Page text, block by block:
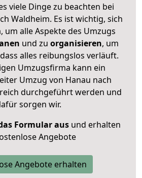
viele Dinge zu beachten bei
Waldheim. Es ist wichtig, sich
um alle Aspekte des Umzugs
und zu organisieren, um
alles reibungslos verläuft.
Umzugsfirma kann ein
Umzug von Hanau nach
durchgeführt werden und
sorgen wir.
Formular ausund erhalten
Angebote
Angebote erhalten